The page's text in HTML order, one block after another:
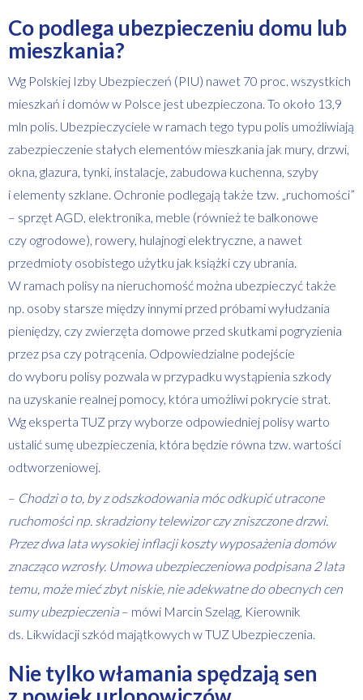
Co podlega ubezpieczeniu domu lub
mieszkania?
Wg Polskiej Izby Ubezpieczeń (PIU) nawet 70 proc. wszystkich
mieszkań i domów w Polsce jest ubezpieczona. To około 13,9
mln polis. Ubezpieczyciele w ramach tego typu polis umożliwiają
zabezpieczenie stałych elementów mieszkania jak mury, drzwi,
okna, glazura, tynki, instalacje, zabudowa kuchenna, szyby
i elementy szklane. Ochronie podlegają także tzw. „ruchomości”
– sprzęt AGD, elektronika, meble (również te balkonowe
czy ogrodowe), rowery, hulajnogi elektryczne, a nawet
przedmioty osobistego użytku jak książki czy ubrania.
W ramach polisy na nieruchomość można ubezpieczyć także
np. osoby starsze między innymi przed próbami wyłudzania
pieniędzy, czy zwierzęta domowe przed skutkami pogryzienia
przez psa czy potrącenia. Odpowiedzialne podejście
do wyboru polisy pozwala w przypadku wystąpienia szkody
na uzyskanie realnej pomocy, która umożliwi pokrycie strat.
Wg eksperta TUZ przy wyborze odpowiedniej polisy warto
ustalić sumę ubezpieczenia, która będzie równa tzw. wartości
odtworzeniowej.
– Chodzi o to, by z odszkodowania móc odkupić utracone
ruchomości np. skradziony telewizor czy zniszczone drzwi.
Przez dwa lata wysokiej inflacji koszty wyposażenia domów
znacząco wzrosły. Umowa ubezpieczeniowa podpisana 2 lata
temu, może mieć zbyt niskie, nie adekwatne do obecnych cen
sumy ubezpieczenia – mówi Marcin Szeląg, Kierownik
ds. Likwidacji szkód majątkowych w TUZ Ubezpieczenia.
Nie tylko włamania spędzają sen